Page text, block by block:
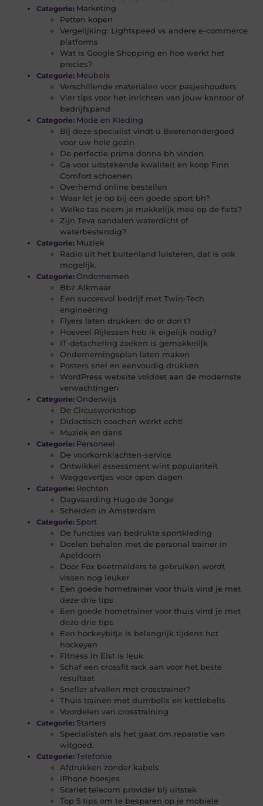
Categorie: Marketing
Petten kopen
Vergelijking: Lightspeed vs andere e-commerce
platforms
Wat is Google Shopping en hoe werkt het
precies?
Categorie: Meubels
Verschillende materialen voor pasjeshouders
Vier tips voor het inrichten van jouw kantoor of
bedrijfspand
Categorie: Mode en Kleding
Bij deze specialist vindt u Beerenondergoed
voor uw hele gezin
De perfectie prima donna bh vinden
Ga voor uitstekende kwaliteit en koop Finn
Comfort schoenen
Overhemd online bestellen
Waar let je op bij een goede sport bh?
Welke tas neem je makkelijk mee op de fiets?
Zijn Teva sandalen waterdicht of
waterbestendig?
Categorie: Muziek
Radio uit het buitenland luisteren, dat is ook
mogelijk.
Categorie: Ondernemen
Bbz Alkmaar
Een succesvol bedrijf met Twin-Tech
engineering
Flyers laten drukken: do or don't?
Hoeveel Rijlessen heb ik eigelijk nodig?
IT-detachering zoeken is gemakkelijk
Ondernemingsplan laten maken
Posters snel en eenvoudig drukken
WordPress website voldoet aan de modernste
verwachtingen
Categorie: Onderwijs
De Circusworkshop
Didactisch coachen werkt echt!
Muziek en dans
Categorie: Personeel
De voorkomklachten-service
Ontwikkel assessment wint populariteit
Weggevertjes voor open dagen
Categorie: Rechten
Dagvaarding Hugo de Jonge
Scheiden in Amsterdam
Categorie: Sport
De functies van bedrukte sportkleding
Doelen behalen met de personal trainer in
Apeldoorn
Door Fox beetmelders te gebruiken wordt
vissen nog leuker
Een goede hometrainer voor thuis vind je met
deze drie tips
Een goede hometrainer voor thuis vind je met
deze drie tips
Een hockeybitje is belangrijk tijdens het
hockeyen
Fitness in Elst is leuk
Schaf een crossfit rack aan voor het beste
resultaat
Sneller afvallen met crosstrainer?
Thuis trainen met dumbells en kettlebells
Voordelen van crosstraining
Categorie: Starters
Specialisten als het gaat om reparatie van
witgoed.
Categorie: Telefonie
Afdrukken zonder kabels
iPhone hoesjes
Scarlet telecom provider bij uitstek
Top 5 tips om te besparen op je mobiele